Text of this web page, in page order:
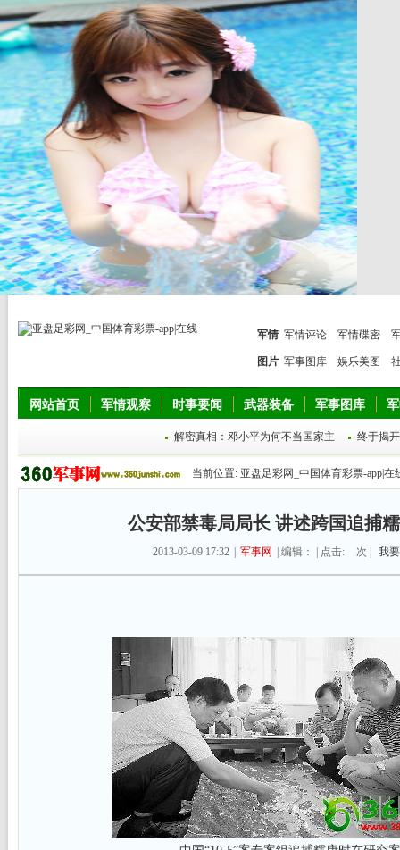
军情 军情评论 军情碟密
图片 军事图库 娱乐美图
网站首页 军情观察 时事要闻 武器装备 军事图库
解密真相：邓小平为何不当国家主 终于揭
当前位置: 亚盘足彩网_中国体育彩票-app|在
公安部禁毒局局长 讲述跨国追捕
2013-03-09 17:32 军事网 | 编辑： | 点击: 次 | 我